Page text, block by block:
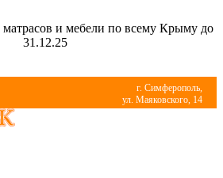
матрасов и мебели по всему Крыму до
31.12.25
г. Симферополь,
ул. Маяковского, 14